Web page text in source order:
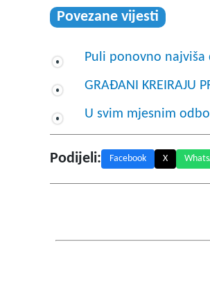
Povezane vijesti
Puli ponovno
GRAĐANI KREIRAJU
U svim mjesnim
Podijeli: Facebook X